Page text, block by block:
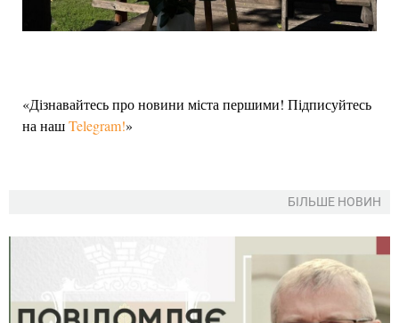
«Дізнавайтесь про новини міста першими! Підписуйтесь
на нашTelegram!»
БІЛЬШЕ НОВИН